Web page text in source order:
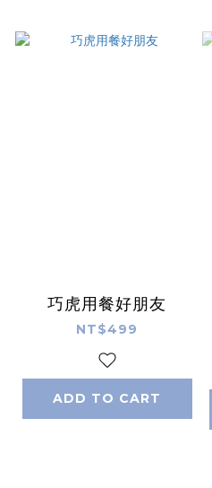
巧虎用餐好朋友
NT$499
ADD TO CART